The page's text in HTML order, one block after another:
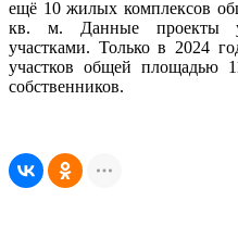
ещё 10 жилых комплексов
кв. м. Данные проекты
участками. Только в 2024
участков общей площадью
собственников.